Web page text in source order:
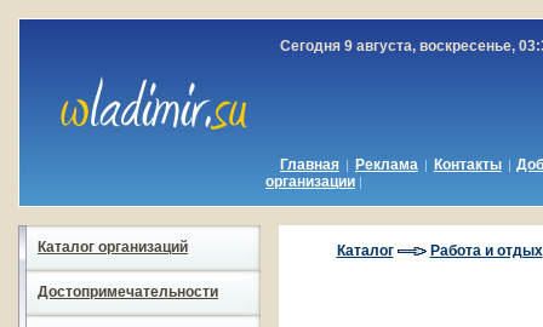
Сегодня 9 августа, воскресенье,
Главная | Реклама | Контакты|
организации |
Каталог организаций
Достопримечательности
Каталог Работа и отдых